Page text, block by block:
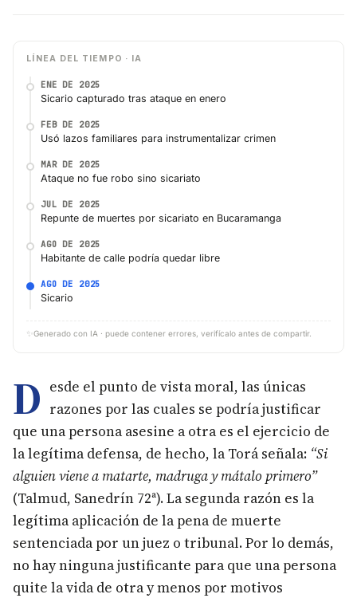
LÍNEA DEL TIEMPO · IA
ENE DE 2025
Sicario capturado tras ataque en enero
FEB DE 2025
Usó lazos familiares para instrumentalizar crimen
MAR DE 2025
Ataque no fue robo sino sicariato
JUL DE 2025
Repunte de muertes por sicariato en Bucaramanga
AGO DE 2025
Habitante de calle podría quedar libre
AGO DE 2025
Sicario
✨ Generado con IA · puede contener errores, verifícalo antes de compartir.
D esde el punto de vista moral, las únicas
razones por las cuales se podría justificar
que una persona asesine a otra es el ejercicio de
la legítima defensa, de hecho, la Torá señala: “Si
alguien viene a matarte, madruga y mátalo primero”
(Talmud, Sanedrín 72ª). La segunda razón es la
legítima aplicación de la pena de muerte
sentenciada por un juez o tribunal. Por lo demás,
no hay ninguna justificante para que una persona
quite la vida de otra y menos por motivos